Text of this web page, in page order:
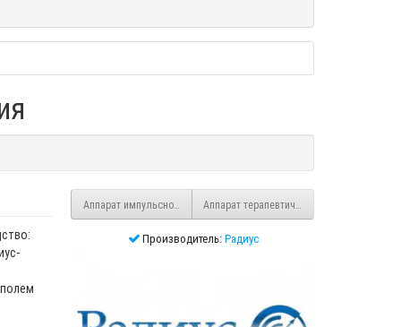
Аппарат импульсной низкочастотной магнитотерапии "АЛИМП-1"
Аппарат терапевтический импульсным
Производитель:Радиус